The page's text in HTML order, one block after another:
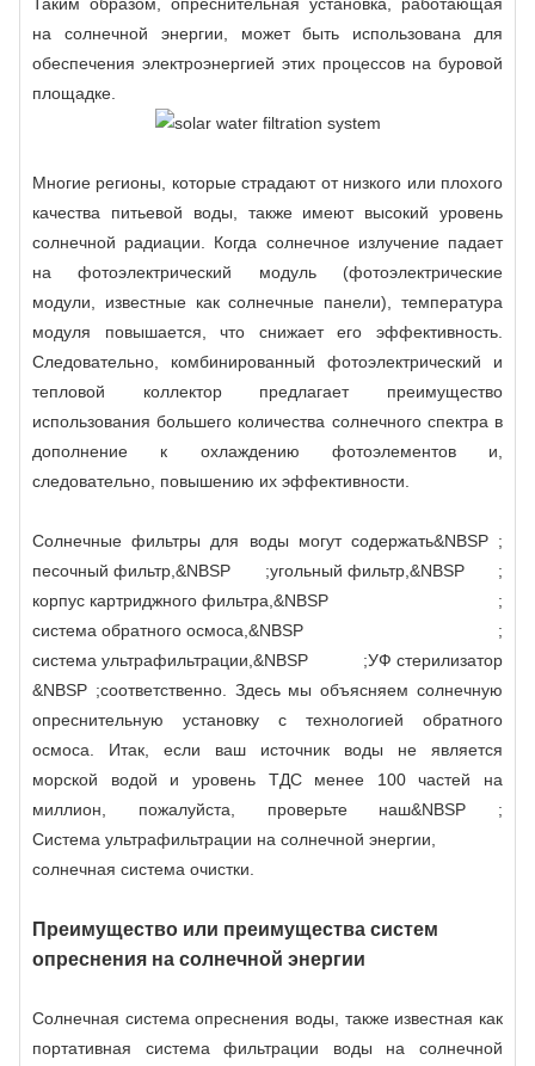
на солнечной энергии, может быть использована для
обеспечения электроэнергией этих процессов на буровой
площадке.
Многие регионы, которые страдают от низкого или плохого
качества питьевой воды, также имеют высокий уровень
солнечной радиации. Когда солнечное излучение падает
на фотоэлектрический модуль (фотоэлектрические
модули, известные как солнечные панели), температура
модуля повышается, что снижает его эффективность.
Следовательно, комбинированный фотоэлектрический и
тепловой коллектор предлагает преимущество
использования большего количества солнечного спектра в
дополнение к охлаждению фотоэлементов и,
следовательно, повышению их эффективности.
Солнечные фильтры для воды могут содержать&NBSP ;
песочный фильтр ,&NBSP ;угольный фильтр,&NBSP ;
корпус картриджного фильтра ,&NBSP ;
система обратного осмоса ,&NBSP ;
система ультрафильтрации ,&NBSP ;УФ стерилизатор
&NBSP ;соответственно. Здесь мы объясняем солнечную
опреснительную установку с технологией обратного
осмоса. Итак, если ваш источник воды не является
морской водой и уровень ТДС менее 100 частей на
миллион, пожалуйста, проверьте наш&NBSP ;
Система ультрафильтрации на солнечной энергии
солнечная система очистки.
Преимущество или преимущества систем
опреснения на солнечной энергии
Солнечная система опреснения воды, также известная как
портативная система фильтрации воды на солнечной